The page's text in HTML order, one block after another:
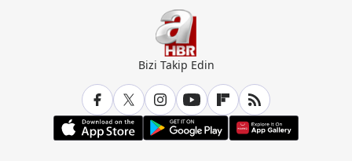
Bizi Takip Edin